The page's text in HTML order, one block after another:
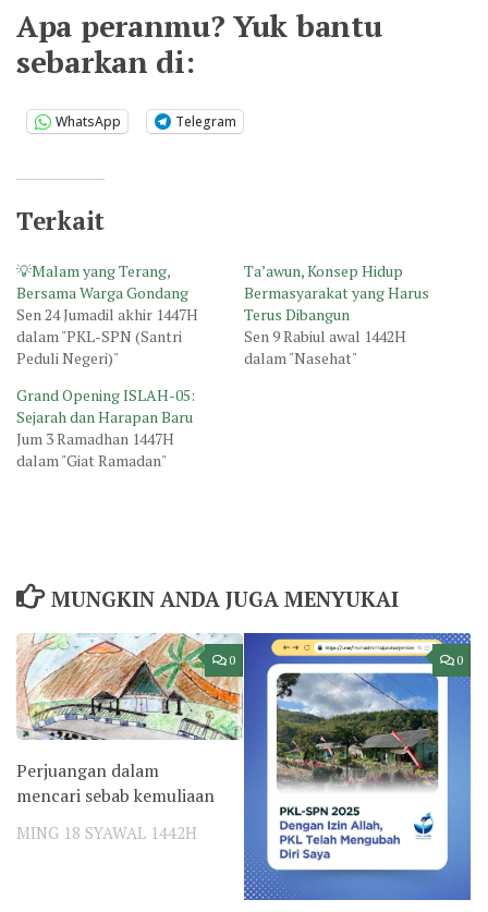
Apa peranmu? Yuk bantu
sebarkan di:
WhatsApp Telegram
Terkait
💡Malam yang Terang,
Bersama Warga Gondang
Sen 24 Jumadil akhir 1447H
dalam "PKL-SPN (Santri
Peduli Negeri)"
Ta’awun, Konsep Hidup
Bermasyarakat yang Harus
Terus Dibangun
Sen 9 Rabiul awal 1442H
dalam "Nasehat"
Grand Opening ISLAH-05:
Sejarah dan Harapan Baru
Jum 3 Ramadhan 1447H
dalam "Giat Ramadan"
MUNGKIN ANDA JUGA MENYUKAI
0
Perjuangan dalam
mencari sebab kemuliaan
MING 18 SYAWAL 1442H
0